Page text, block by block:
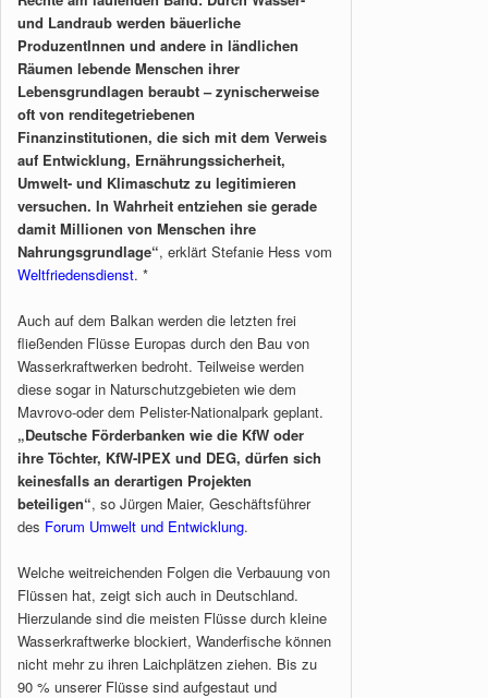
und Landraub werden bäuerliche
ProduzentInnen und andere in ländlichen
Räumen lebende Menschen ihrer
Lebensgrundlagen beraubt – zynischerweise
oft von renditegetriebenen
Finanzinstitutionen, die sich mit dem Verweis
auf Entwicklung, Ernährungssicherheit,
Umwelt- und Klimaschutz zu legitimieren
versuchen. In Wahrheit entziehen sie gerade
damit Millionen von Menschen ihre
Nahrungsgrundlage“, erklärt Stefanie Hess vom
Weltfriedensdienst. *
Auch auf dem Balkan werden die letzten frei
fließenden Flüsse Europas durch den Bau von
Wasserkraftwerken bedroht. Teilweise werden
diese sogar in Naturschutzgebieten wie dem
Mavrovo-oder dem Pelister-Nationalpark geplant.
„Deutsche Förderbanken wie die KfW oder
ihre Töchter, KfW-IPEX und DEG, dürfen sich
keinesfalls an derartigen Projekten
beteiligen“, so Jürgen Maier, Geschäftsführer
des Forum Umwelt und Entwicklung.
Welche weitreichenden Folgen die Verbauung von
Flüssen hat, zeigt sich auch in Deutschland.
Hierzulande sind die meisten Flüsse durch kleine
Wasserkraftwerke blockiert, Wanderfische können
nicht mehr zu ihren Laichplätzen ziehen. Bis zu
90 % unserer Flüsse sind aufgestaut und